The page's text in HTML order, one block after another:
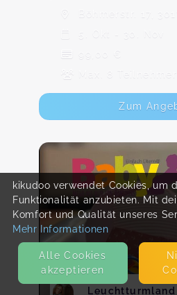
Böhmerstr. 17,
5. Okt - 30. Nov
99,00 €
Max. 8
Zum
Leuchtturmland
kikudoo verwendet Cookies, um
Funktionalität anzubieten. Mit
Komfort und Qualität unseres
Mehr Informationen
Alle Cookies
akzeptieren